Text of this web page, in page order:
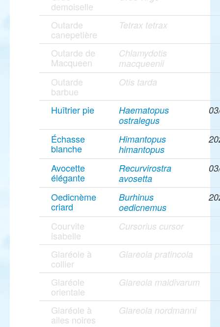
demoiselle
Outarde
canepetière
Tetrax tetrax
Outarde de
Macqueen
Chlamydotis
macqueenii
Outarde
barbue
Otis tarda
Huîtrier pie
Haematopus
ostralegus
Échasse
blanche
Himantopus
himantopus
Avocette
élégante
Recurvirostra
avosetta
Oedicnème
criard
Burhinus
oedicnemus
Courvite
isabelle
Cursorius cursor
Glaréole à
collier
Glareola pratincola
Glaréole
orientale
Glareola maldivarum
Glaréole à
ailes noires
Glareola nordmanni